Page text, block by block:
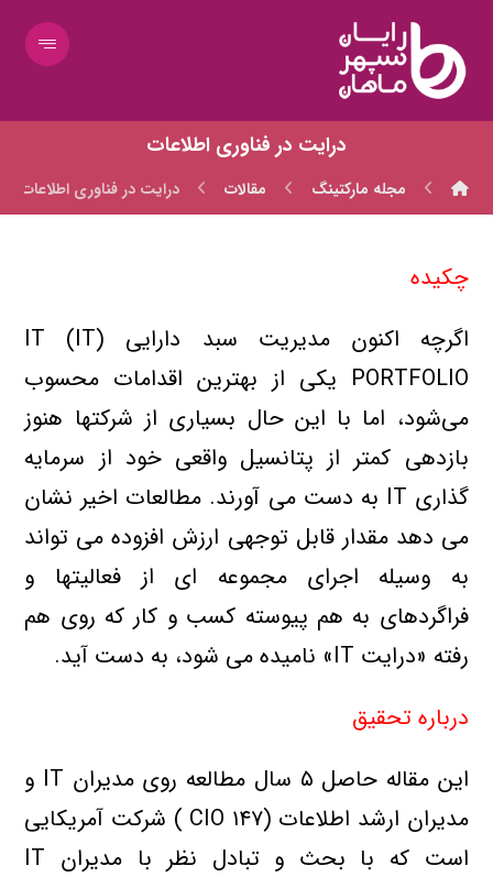
درايت در فناوري اطلاعات
مجله مارکتینگ مقالات درايت در فناوري اطلاعات
چكيده
اگرچه اکنون مديريت سبد دارايي (IT (IT
PORTFOLIO يکي از بهترين اقدامات محسوب
مي‌شود، اما با اين حال بسياري از شرکتها هنوز
بازدهي کمتر از پتانسيل واقعي خود از سرمايه
گذاري IT به دست مي آورند. مطالعات اخير نشان
مي دهد مقدار قابل توجهي ارزش افزوده مي تواند
به وسيله اجراي مجموعه اي از فعاليتها و
فراگردهاي به هم پيوسته کسب و کار که روي هم
رفته «درايت IT» ناميده مي شود، به دست آيد.
درباره تحقيق
اين مقاله حاصل ۵ سال مطالعه روي مديران IT و
مديران ارشد اطلاعات (CIO ۱۴۷ ) شرکت آمريکايي
است که با بحث و تبادل نظر با مديران IT